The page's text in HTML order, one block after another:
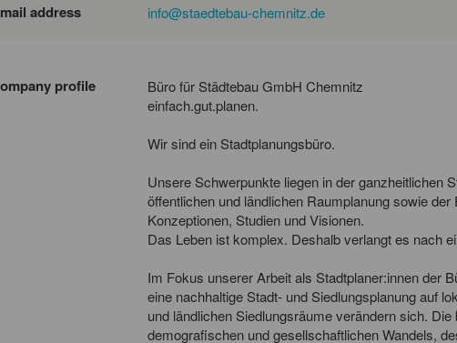
address info@staedtebau-chemnitz.de
profile
Büro für Städtebau GmbH Chemnitz
einfach.gut.planen.
Wir sind ein Stadtplanungsbüro.
Unsere Schwerpunkte liegen in der ganzheitlichen
öffentlichen und ländlichen Raumplanung sowie
Konzeptionen, Studien und Visionen.
Das Leben ist komplex. Deshalb verlangt es nach
Im Fokus unserer Arbeit als Stadtplaner:innen der
eine nachhaltige Stadt- und Siedlungsplanung auf
und ländlichen Siedlungsräume verändern sich.
demografischen und gesellschaftlichen Wandels,